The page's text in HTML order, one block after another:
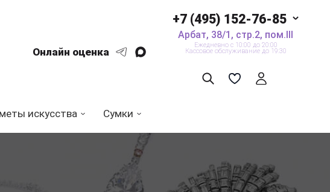
Онлайн оценка
+7 (495) 152-76-85
Арбат, 38/1, стр.2, пом.III
Ежедневно с 10:00 до 20:00
Кассовое обслуживание до 19:30
искусства Сумки